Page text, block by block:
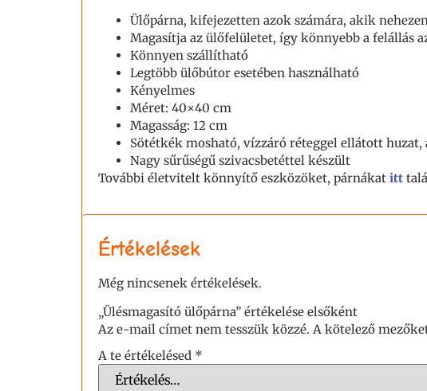
Ülőpárna, kifejezetten azok számára, akik
Magasítja az ülőfelületet, így könnyebb a felállás
Könnyen szállítható
Legtöbb ülőbútor esetében használható
Kényelmes
Méret: 40×40 cm
Magasság: 12 cm
Sötétkék mosható, vízzáró réteggel ellátott
Nagy sűrűségű szivacsbetéttel készült
További életvitelt könnyítő eszközöket, párnákat itt
Értékelések
Még nincsenek értékelések.
„Ülésmagasító ülőpárna” értékelése elsőként
Az e-mail címet nem tesszük közzé. A kötelező
A te értékelésed *